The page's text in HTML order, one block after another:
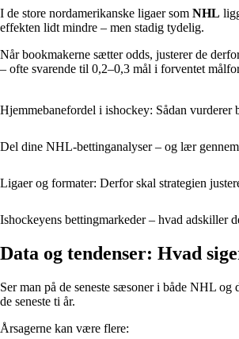
I de store nordamerikanske ligaer som NHL
effekten lidt mindre – men stadig tydelig.
Når bookmakerne sætter odds, justerer de
– ofte svarende til 0,2–0,3 mål i forventet
Hjemmebanefordel i ishockey: Sådan vurderer
Del dine NHL-bettinganalyser – og lær
Ligaer og formater: Derfor skal strategien
Ishockeyens bettingmarkeder – hvad adskiller
Data og tendenser: Hvad
Ser man på de seneste sæsoner i både NHL
de seneste ti år.
Årsagerne kan være flere: